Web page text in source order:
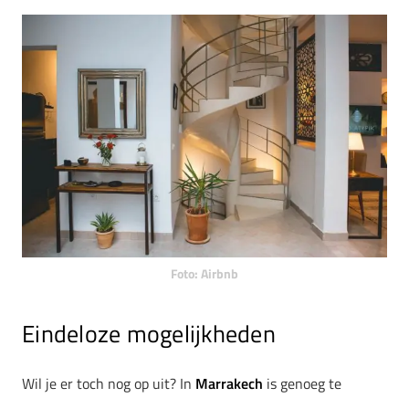
Foto: Airbnb
Eindeloze mogelijkheden
Wil je er toch nog op uit? In Marrakech is genoeg te